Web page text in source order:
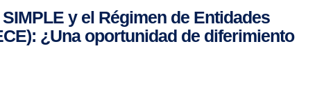
y el Régimen de Entidades
¿Una oportunidad de diferimiento